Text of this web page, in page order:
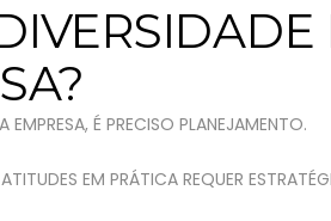
É PRECISO PLANEJAMENTO.
EM PRÁTICA REQUER